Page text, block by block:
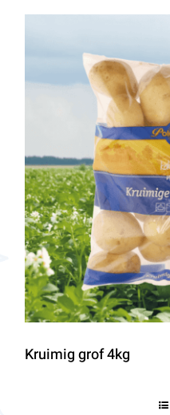
Kruimig grof 4kg